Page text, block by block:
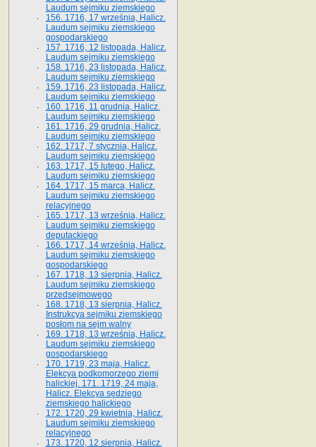
Laudum sejmiku ziemskiego
156. 1716, 17 września, Halicz.
Laudum sejmiku ziemskiego
gospodarskiego
157. 1716, 12 listopada, Halicz.
Laudum sejmiku ziemskiego
158. 1716, 23 listopada, Halicz.
Laudum sejmiku ziemskiego
159. 1716, 23 listopada, Halicz.
Laudum sejmiku ziemskiego
160. 1716, 11 grudnia, Halicz.
Laudum sejmiku ziemskiego
161. 1716, 29 grudnia, Halicz.
Laudum sejmiku ziemskiego
162. 1717, 7 stycznia, Halicz.
Laudum sejmiku ziemskiego
163. 1717, 15 lutego, Halicz.
Laudum sejmiku ziemskiego
164. 1717, 15 marca, Halicz.
Laudum sejmiku ziemskiego
relacyjnego
165. 1717, 13 września, Halicz.
Laudum sejmiku ziemskiego
deputackiego
166. 1717, 14 września, Halicz.
Laudum sejmiku ziemskiego
gospodarskiego
167. 1718, 13 sierpnia, Halicz.
Laudum sejmiku ziemskiego
przedsejmowego
168. 1718, 13 sierpnia, Halicz.
Instrukcya sejmiku ziemskiego
posłom na sejm walny
169. 1718, 13 września, Halicz.
Laudum sejmiku ziemskiego
gospodarskiego
170. 1719, 23 maja, Halicz.
Elekcya podkomorzego ziemi
halickiej. 171. 1719, 24 maja,
Halicz. Elekcya sędziego
ziemskiego halickiego
172. 1720, 29 kwietnia, Halicz.
Laudum sejmiku ziemskiego
relacyjnego
173. 1720, 12 sierpnia, Halicz.